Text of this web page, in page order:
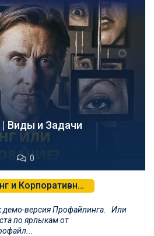
Виды и Задачи
0
Бизнес Профайлинг и Корпоративная Психология
демо-версия Профайлинга. Или
по ярлыкам от